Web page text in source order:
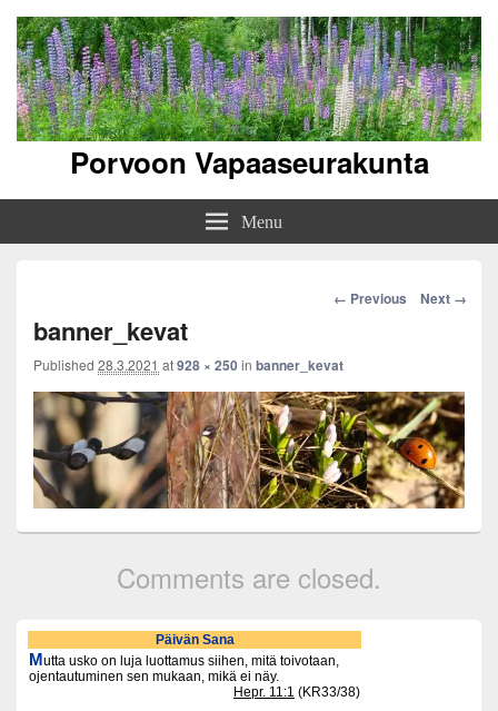
Porvoon Vapaaseurakunta
Menu
Image
← Previous Next →
banner_kevat
Published 28.3.2021 at928 × 250in banner_kevat
Comments are closed.
Primary
Sidebar
Widget
Area